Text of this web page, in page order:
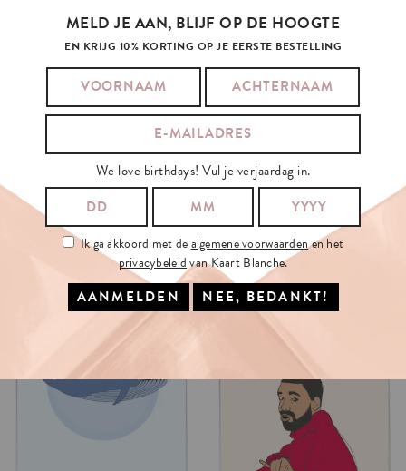
MELD JE AAN, BLIJF OP DE HOOGTE
EN KRIJG 10% KORTING OP JE EERSTE BESTELLING
We love birthdays! Vul je verjaardag in.
Ik ga akkoord met dealgemene voorwaardenen het
privacybeleidvan Kaart Blanche.